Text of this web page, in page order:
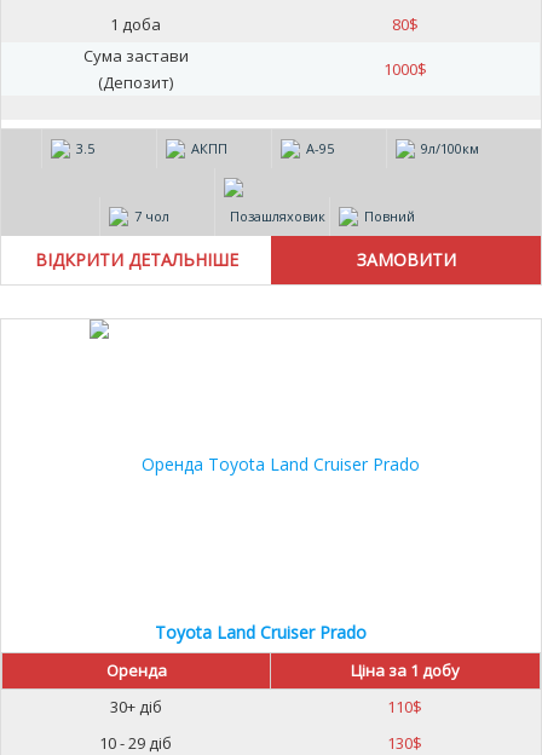
1 доба
80$
Сума застави
(Депозит)
1000$
3.5 АКПП А-95 9л/100км
7 чол Позашляховик Повний
ВІДКРИТИ ДЕТАЛЬНІШЕ
Toyota Land Cruiser Prado
Оренда
Ціна за 1 добу
30+ діб
110$
10 - 29 діб
130$